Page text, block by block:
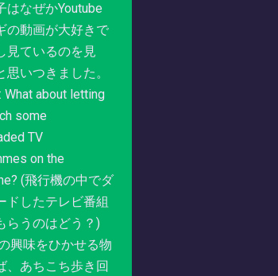
はなぜかYoutube
の動画が大好きで
見ているのを見
思いつきました。
about letting
some
TV
on the
(飛行機の中でダ
ドしたテレビ番組
らうのはどう？)
興味をひかせる物
、あちこち歩き回